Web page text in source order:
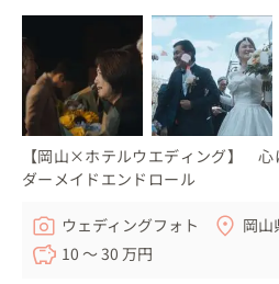
【岡山×ホテルウエディング】 心
ダーメイドエンドロール
ウェディングフォト
岡山
10 〜 30 万円